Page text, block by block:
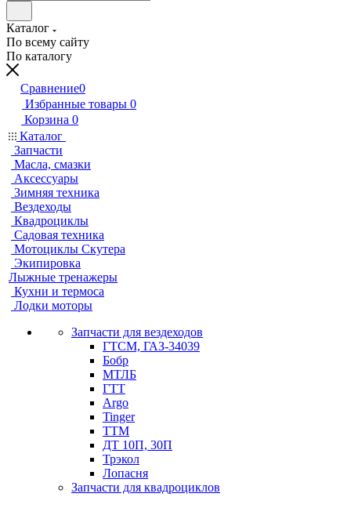
Каталог
По всему сайту
По каталогу
Сравнение0
Избранные товары 0
Корзина 0
Каталог
Запчасти
Масла, смазки
Аксессуары
Зимняя техника
Вездеходы
Квадроциклы
Садовая техника
Мотоциклы Скутера
Экипировка
Лыжные тренажеры
Кухни и термоса
Лодки моторы
Запчасти для вездеходов
ГТСМ, ГАЗ-34039
Бобр
МТЛБ
ГТТ
Argo
Tinger
ТТМ
ДТ 10П, 30П
Трэкол
Лопасня
Запчасти для квадроциклов